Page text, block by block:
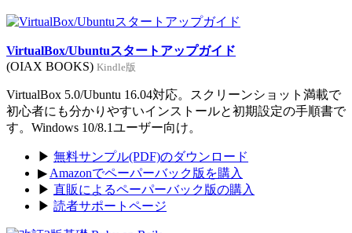
VirtualBox/Ubuntuスタートアップガイド
(OIAX BOOKS) Kindle版
VirtualBox 5.0/Ubuntu 16.04対応。スクリーンショット満載で
初心者にも分かりやすいインストールと初期設定の手順書で
す。Windows 10/8.1ユーザー向け。
▶ 無料サンプル(PDF)のダウンロード
▶ Amazonでペーパーバック版を購入
▶ 直販によるペーパーバック版の購入
▶ 読者サポートページ